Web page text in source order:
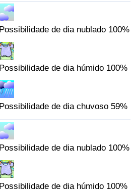
Possibilidade de dia nublado 100%
Possibilidade de dia húmido 100%
Possibilidade de dia chuvoso 59%
Possibilidade de dia nublado 100%
Possibilidade de dia húmido 100%